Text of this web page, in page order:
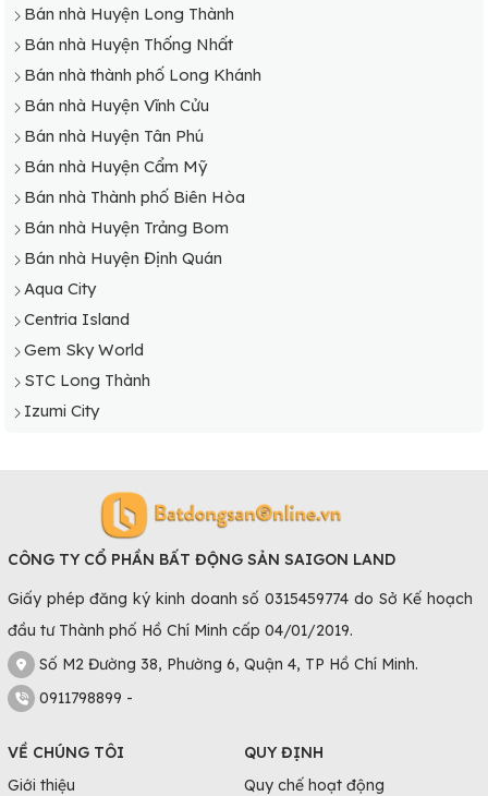
Bán nhà Huyện Long Thành
Bán nhà Huyện Thống Nhất
Bán nhà thành phố Long Khánh
Bán nhà Huyện Vĩnh Cửu
Bán nhà Huyện Tân Phú
Bán nhà Huyện Cẩm Mỹ
Bán nhà Thành phố Biên Hòa
Bán nhà Huyện Trảng Bom
Bán nhà Huyện Định Quán
Aqua City
Centria Island
Gem Sky World
STC Long Thành
Izumi City
CÔNG TY CỔ PHẦN BẤT ĐỘNG SẢN SAIGON LAND
Giấy phép đăng ký kinh doanh số 0315459774 do Sở Kế hoạch
đầu tư Thành phố Hồ Chí Minh cấp 04/01/2019.
Số M2 Đường 38, Phường 6, Quận 4, TP Hồ Chí Minh.
0911798899 -
VỀ CHÚNG TÔI
Giới thiệu
QUY ĐỊNH
Quy chế hoạt động